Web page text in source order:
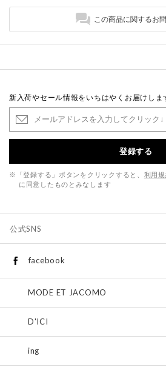
この商品に関するお
新入荷やセール情報をいちはやくお届けしま
登録する
※「登録する」ボタンをクリックすると、 利用
に同意したものとみなします
公式SNS
facebook
MODE ET JACOMO
D'ICI
ing